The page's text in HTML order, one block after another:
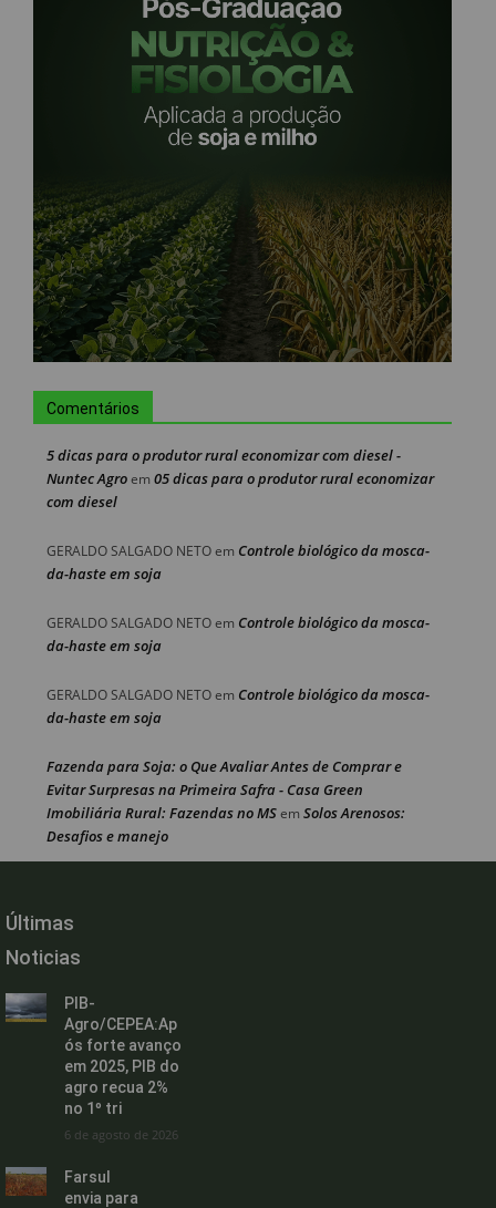
Comentários
5 dicas para o produtor rural economizar com diesel -
Nuntec Agroem 05 dicas para o produtor rural economizar
com diesel
GERALDO SALGADO NETOem Controle biológico da mosca-
da-haste em soja
GERALDO SALGADO NETOem Controle biológico da mosca-
da-haste em soja
GERALDO SALGADO NETOem Controle biológico da mosca-
da-haste em soja
Fazenda para Soja: o Que Avaliar Antes de Comprar e
Evitar Surpresas na Primeira Safra - Casa Green
Imobiliária Rural: Fazendas no MSem Solos Arenosos:
Desafios e manejo
Últimas
Noticias
PIB-
Agro/CEPEA:Ap
ós forte avanço
em 2025, PIB do
agro recua 2%
no 1º tri
6 de agosto de 2026
Farsul
envia para